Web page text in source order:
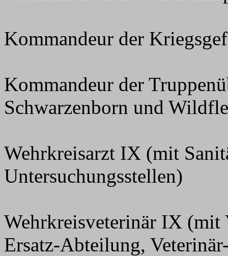
Kommandeur der
Kommandeur der
Schwarzenborn und
Wehrkreisarzt IX (mit
Untersuchungsstellen)
Wehrkreisveterinär IX (mit
Ersatz-Abteilung,